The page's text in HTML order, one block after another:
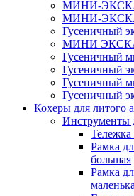
МИНИ-
МИНИ-
Гусеничный
МИНИ
Гусеничный
Гусеничный
Гусеничный
Гусеничный
Кохеры для литого
Инструменты
Тележка
Рамка
большая
Рамка